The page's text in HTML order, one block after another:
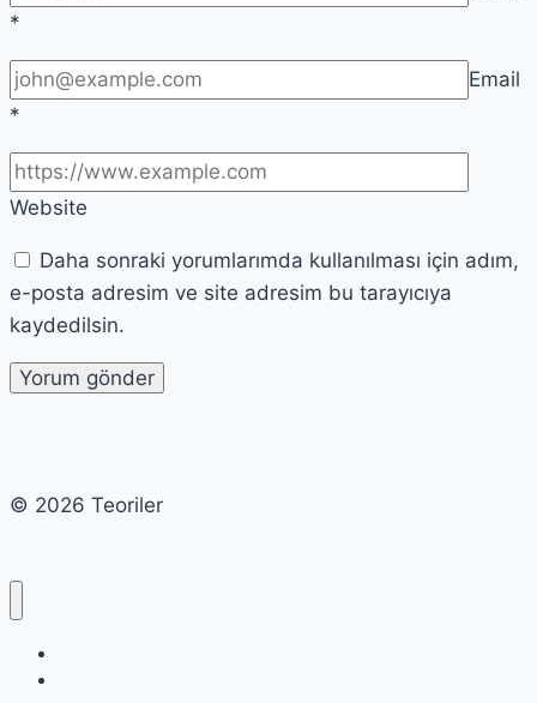
*
Email
*
Website
Daha sonraki yorumlarımda kullanılması için adım,
e-posta adresim ve site adresim bu tarayıcıya
kaydedilsin.
© 2026 Teoriler